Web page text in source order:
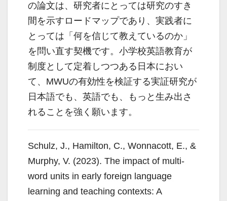
の論文は、研究者にとっては研究のすき
間を示すロードマップであり、実践者に
とっては「何を信じて教えているのか」
を問い直す契機です。小学校英語教育が
制度として定着しつつある日本におい
て、MWUの有効性を検証する実証研究が
日本語でも、英語でも、もっと生み出さ
れることを強く願います。
Schulz, J., Hamilton, C., Wonnacott, E., &
Murphy, V. (2023). The impact of multi-
word units in early foreign language
learning and teaching contexts: A